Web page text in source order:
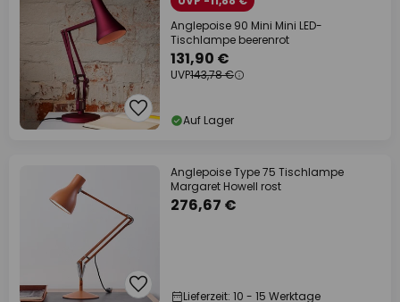
Anglepoise 90 Mini Mini LED-
Tischlampe beerenrot
131,90 €
UVP143,78 €
Auf Lager
Anglepoise Type 75 Tischlampe
Margaret Howell rost
276,67 €
Lieferzeit: 10 - 15 Werktage